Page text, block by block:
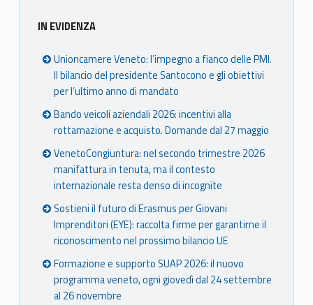
IN EVIDENZA
Unioncamere Veneto: l’impegno a fianco delle PMI.
Il bilancio del presidente Santocono e gli obiettivi
per l’ultimo anno di mandato
Bando veicoli aziendali 2026: incentivi alla
rottamazione e acquisto. Domande dal 27 maggio
VenetoCongiuntura: nel secondo trimestre 2026
manifattura in tenuta, ma il contesto
internazionale resta denso di incognite
Sostieni il futuro di Erasmus per Giovani
Imprenditori (EYE): raccolta firme per garantirne il
riconoscimento nel prossimo bilancio UE
Formazione e supporto SUAP 2026: il nuovo
programma veneto, ogni giovedì dal 24 settembre
al 26 novembre